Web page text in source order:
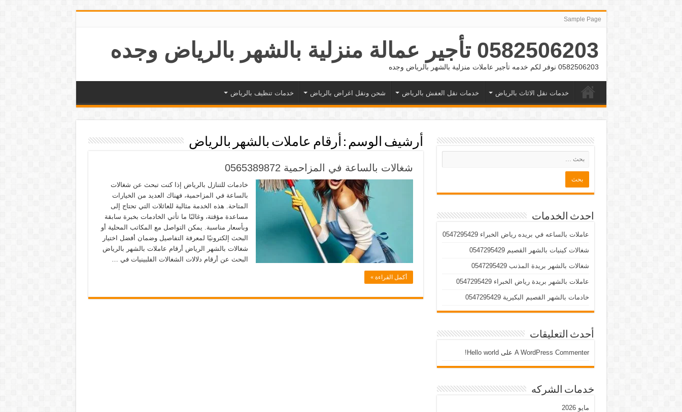
Sample Page
0582506203 تأجير عمالة منزلية بالشهر بالرياض وجده
0582506203 نوفر لكم خدمه تأجير عاملات منزلية بالشهر بالرياض وجده
خدمات نقل الاثاث بالرياض خدمات نقل العفش بالرياض شحن ونقل اغراض بالرياض خدمات تنظيف بالرياض
أرشيف الوسم : أرقام عاملات بالشهر بالرياض
شغالات بالساعة في المزاحمية 0565389872
خادمات للتنازل بالرياض إذا كنت تبحث عن شغالات
بالساعة في المزاحمية، فهناك العديد من الخيارات
المتاحة. هذه الخدمة مثالية للعائلات التي تحتاج إلى
مساعدة مؤقتة، وغالبًا ما تأتي الخادمات بخبرة سابقة
وبأسعار مناسبة. يمكن التواصل مع المكاتب المحلية أو
البحث إلكترونيًا لمعرفة التفاصيل وضمان أفضل اختيار
شغالات بالشهر الرياض أرقام عاملات بالشهر بالرياض
البحث عن أرقام دلالات الشغالات الفلبينيات في …
أكمل القراءة »
احدث الخدمات
عاملات بالساعه في بريده رياض الخبراء 0547295429
شغالات كينيات بالشهر القصيم 0547295429
شغالات بالشهر بريدة المذنب 0547295429
عاملات بالشهر بريدة رياض الخبراء 0547295429
خادمات بالشهر القصيم البكيرية 0547295429
أحدث التعليقات
A WordPress Commenter على Hello world!
خدمات الشركه
مايو 2026